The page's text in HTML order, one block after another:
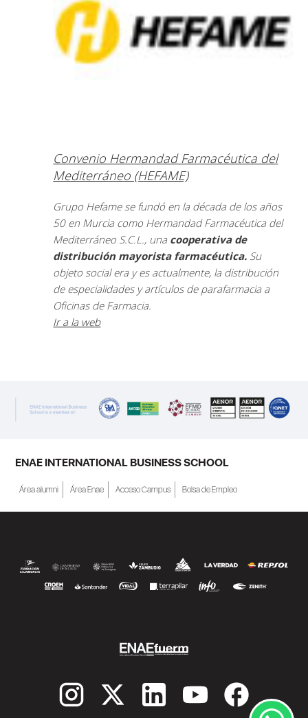
Convenio Hermandad Farmacéutica del
Mediterráneo (HEFAME)
Grupo Hefame se fundó en la década de los años
50 en Murcia como Hermandad Farmacéutica del
Mediterráneo S.C.L., una cooperativa de
distribución mayorista farmacéutica. Su
objeto social era y es actualmente, la distribución
de especialidades y artículos de parafarmacia a
Oficinas de Farmacia.
Ir a la web
ENAE INTERNATIONAL BUSINESS SCHOOL
Área alumni Área Enae Acceso Campus Bolsa de Empleo